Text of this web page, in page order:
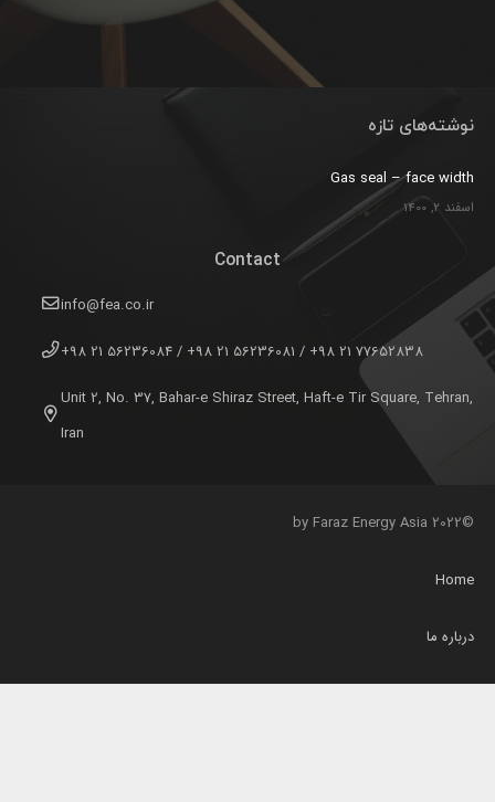
نوشته‌های تازه
Gas seal – face width
اسفند 2, 1400
Contact
info@fea.co.ir
77652838 21 98+ / 56236081 21 98+ / 56236084 21 98+
Unit 2, No. 37, Bahar-e Shiraz Street, Haft-e Tir Square, Tehran,
Iran
©2022 by Faraz Energy Asia
Home
درباره ما